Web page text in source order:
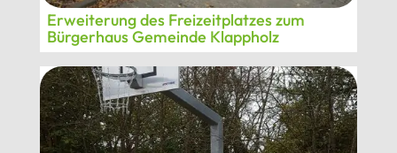
Erweiterung des Freizeitplatzes zum
Bürgerhaus Gemeinde Klappholz